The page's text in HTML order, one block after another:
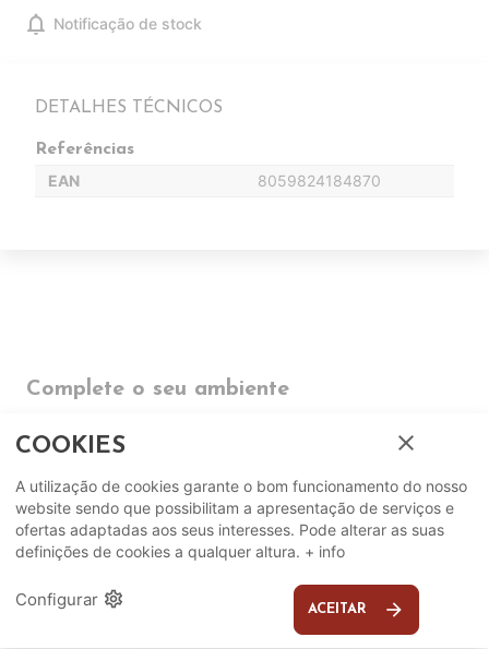
notifications Notificação de stock
DETALHES TÉCNICOS
Referências
EAN 8059824184870
Complete o seu ambiente
COMPLEMENTOS
SUGERIDOS
EM DESTAQUE
COOKIES close
A utilização de cookies garante o bom funcionamento do nosso
website sendo que possibilitam a apresentação de serviços e
ofertas adaptadas aos seus interesses. Pode alterar as suas
definições de cookies a qualquer altura. + info
Configurar settings ACEITAR arrow_forward